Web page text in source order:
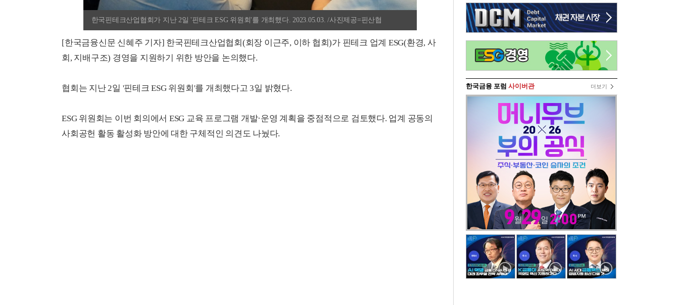
한국핀테크산업협회가 지난 2일 '핀테크 ESG 위원회'를 개최했다. 2023.05.03. /사진제공=핀산협
[한국금융신문 신혜주 기자] 한국핀테크산업협회(회장 이근주, 이하 협회)가 핀테크 업계 ESG(환경, 사
회, 지배구조) 경영을 지원하기 위한 방안을 논의했다.
협회는 지난 2일 '핀테크 ESG 위원회'를 개최했다고 3일 밝혔다.
ESG 위원회는 이번 회의에서 ESG 교육 프로그램 개발·운영 계획을 중점적으로 검토했다. 업계 공동의
사회공헌 활동 활성화 방안에 대한 구체적인 의견도 나눴다.
한국금융 포럼 사이버관 더보기